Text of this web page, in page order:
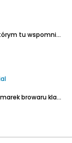
Kontraktowy Blech.Brut z Bambergu o którym tu wspomniałem:
Browar z Regensburga warzy większość marek browaru klasztornego w Weltenburgu (przynajmniej do butelek)